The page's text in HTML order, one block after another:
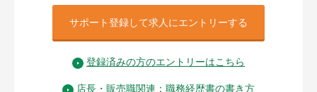
サポート登録して求人にエントリーする
登録済みの方のエントリーはこちら
店長・販売職関連：職務経歴書の書き方